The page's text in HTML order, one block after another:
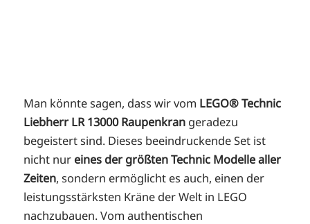
Man könnte sagen, dass wir vom LEGO® Technic
Liebherr LR 13000 Raupenkrangeradezu
begeistert sind. Dieses beeindruckende Set ist
nicht nur eines der größten Technic Modelle aller
Zeiten, sondern ermöglicht es auch, einen der
leistungsstärksten Kräne der Welt in LEGO
nachzubauen. Vom authentischen